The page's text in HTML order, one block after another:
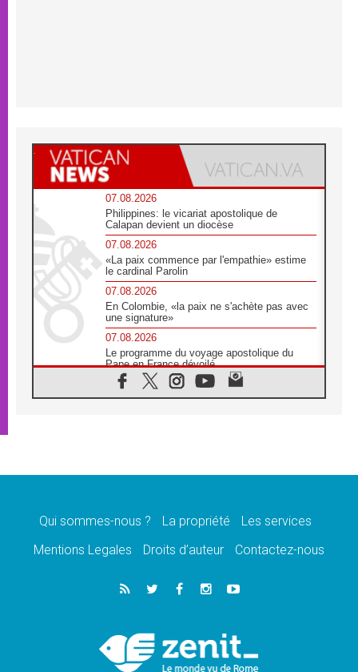
07.08.2026
Philippines: le vicariat apostolique de
Calapan devient un diocèse
07.08.2026
«La paix commence par l'empathie» estime
le cardinal Parolin
07.08.2026
En Colombie, «la paix ne s'achète pas avec
une signature»
07.08.2026
Le programme du voyage apostolique du
Pape en France dévoilé
07.08.2026
1ère Conférence continentale sur l'éducation
07.08.2026
07.08.2026
lancement des «dix jours de prière pour la
06.08.2026
Préparatifs des JMJ 2027 à Séoul: «c'est
Chrétiens et confucéens: respect et sagesse
pour relever les «défis urgents»
Qui sommes-nous ? La propriété
Les services
Mentions Legales
Droits d’auteur Contactez-nous